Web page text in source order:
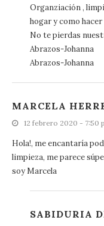
Organziación ,
hogar y como
No te pierdas
Abrazos-Johanna
Abrazos-Johanna
MARCELA
12 febrero 2020 - 7:50
Hola!, me encantaría
limpieza, me parece
soy Marcela
SABIDURIA